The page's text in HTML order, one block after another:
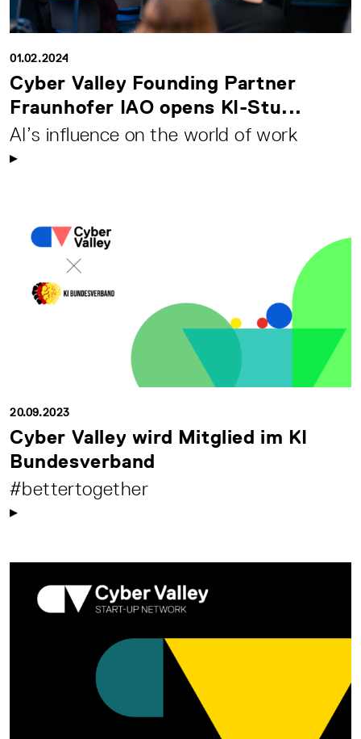
01.02.2024
Cyber Valley Founding Partner
Fraunhofer IAO opens KI-Stu...
AI’s influence on the world of work
20.09.2023
Cyber Valley wird Mitglied im KI
Bundesverband
#bettertogether